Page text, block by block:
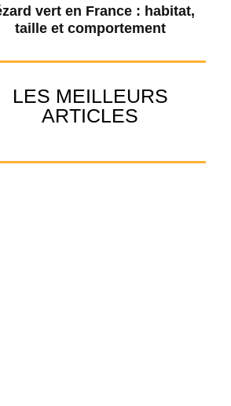
vert en France : habitat,
taille et comportement
LES MEILLEURS
ARTICLES